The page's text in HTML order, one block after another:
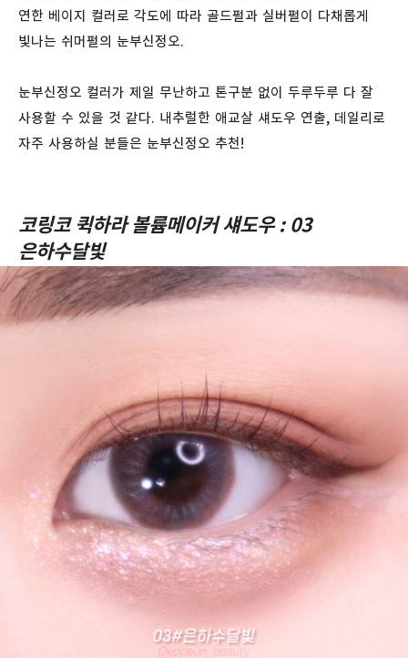
연한 베이지 컬러로 각도에 따라 골드펄과 실버펄이 다채롭게
빛나는 쉬머펄의 눈부신정오.
눈부신정오 컬러가 제일 무난하고 톤구분 없이 두루두루 다 잘
사용할 수 있을 것 같다. 내추럴한 애교살 섀도우 연출, 데일리로
자주 사용하실 분들은 눈부신정오 추천!
코링코 퀵하라 볼륨메이커 섀도우 : 03
은하수달빛